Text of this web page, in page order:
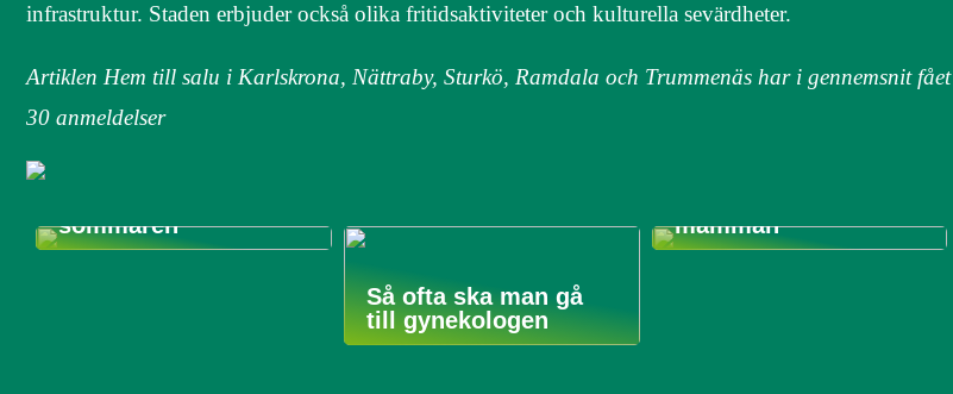
infrastruktur. Staden erbjuder också olika fritidsaktiviteter och kulturella sevärdheter.
Artiklen Hem till salu i Karlskrona, Nättraby, Sturkö, Ramdala och Trummenäs har i gennemsnit fået
30 anmeldelser
sommaren
Så ofta ska man gå
till gynekologen
mamman